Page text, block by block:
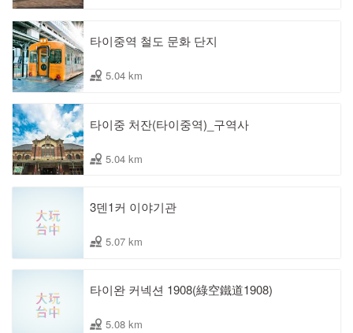
타이중역 철도 문화 단지
5.04 km
타이중 처잔(타이중역)_구역사
5.04 km
3덴1커 이야기관
5.07 km
타이완 커넥션 1908(綠空鐵道1908)
5.08 km